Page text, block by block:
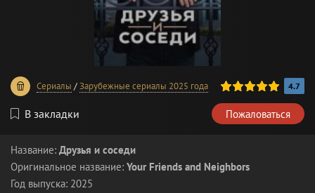
Сериалы /Зарубежные сериалы 2025 года
100 1 2 3 4 5 4.7
В закладки Пожаловаться
Название: Друзья и соседи
Оригинальное название: Your Friends and Neighbors
Год выпуска: 2025